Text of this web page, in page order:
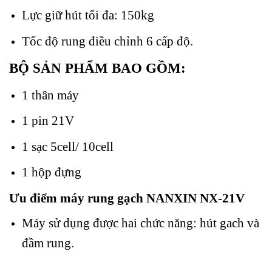
Lực giữ hút tối đa: 150kg
Tốc độ rung điều chỉnh 6 cấp độ.
BỘ SẢN PHẨM BAO GỒM:
1 thân máy
1 pin 21V
1 sạc 5cell/ 10cell
1 hộp đựng
Ưu điểm máy rung gạch NANXIN NX-21V
Máy sử dụng được hai chức năng: hút gach và
đầm rung.